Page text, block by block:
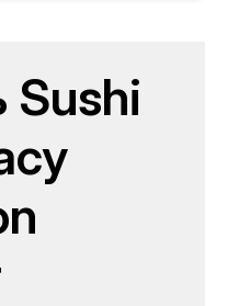
Sushi